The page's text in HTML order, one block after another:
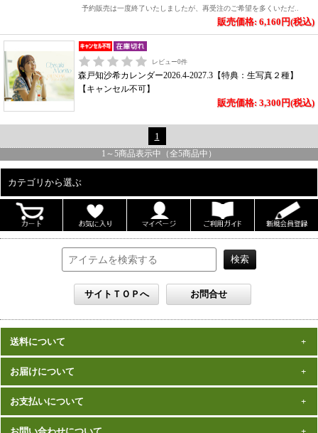
予約販売は一度終了いたしましたが、再受注のご希望を多くいただ..
販売価格: 6,160円(税込)
レビュー0件
森戸知沙希カレンダー2026.4-2027.3【特典：生写真２種】
【キャンセル不可】
販売価格: 3,300円(税込)
1
1 ～ 5商品表示中（全5商品中）
カテゴリから選ぶ
ALL
男性写真集
雑誌
送料について
数量、価格に関わらず
※沖縄の送料は1,500円となります。
※商品により諸事情で金額が変更する場合もございます。
※同梱不可の商品もございますのでご注意ください。
お届けについて
在庫がある商品につきましては、
お届けとなります。
発売（予定）日
お支払いについて